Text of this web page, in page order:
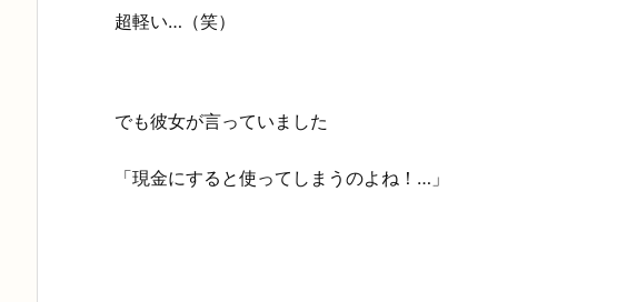
超軽い…（笑）
でも彼女が言っていました
「現金にすると使ってしまうのよね！…」